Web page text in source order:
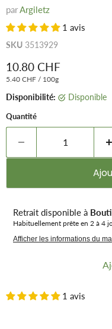
parArgiletz
1 avis
SKU 3513929
Prix remisé
10.80 CHF
5.40 CHF / 100g
Disponibilité: Disponible
Quantité
Retrait disponible à
Habituellement prête en 2 à 4
Afficher les informations du
1 avis